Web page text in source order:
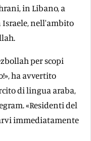
in Libano, a
nell'ambito
per scopi
ha avvertito
di lingua araba,
«Residenti del
immediatamente